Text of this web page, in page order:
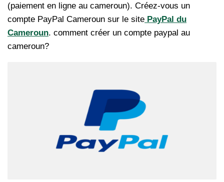
(paiement en ligne au cameroun). Créez-vous un
compte PayPal Cameroun sur le site PayPal du
Cameroun. comment créer un compte paypal au
cameroun?